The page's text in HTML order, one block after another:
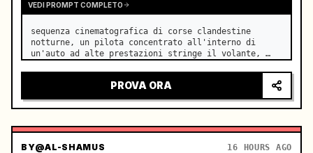
VEDI PROMPT COMPLETO
sequenza cinematografica di corse clandestine
notturne, un pilota concentrato all'interno di
un'auto ad alte prestazioni stringe il volante,
dell'accelerazione improv…
PROVA ORA
BY@AL-SHAMUS 16 HOURS AGO